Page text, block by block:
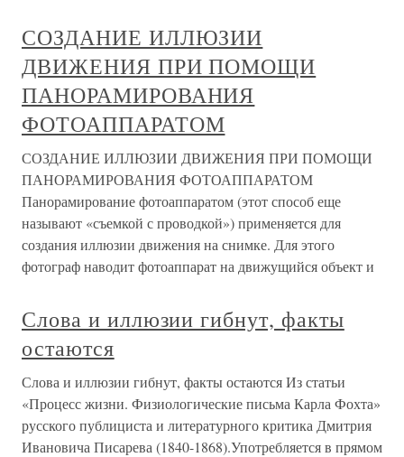
СОЗДАНИЕ ИЛЛЮЗИИ
ДВИЖЕНИЯ ПРИ ПОМОЩИ
ПАНОРАМИРОВАНИЯ
ФОТОАППАРАТОМ
СОЗДАНИЕ ИЛЛЮЗИИ ДВИЖЕНИЯ ПРИ ПОМОЩИ
ПАНОРАМИРОВАНИЯ ФОТОАППАРАТОМ
Панорамирование фотоаппаратом (этот способ еще
называют «съемкой с проводкой») применяется для
создания иллюзии движения на снимке. Для этого
фотограф наводит фотоаппарат на движущийся объект и
Слова и иллюзии гибнут, факты
остаются
Слова и иллюзии гибнут, факты остаются Из статьи
«Процесс жизни. Физиологические письма Карла Фохта»
русского публициста и литературного критика Дмитрия
Ивановича Писарева (1840-1868).Употребляется в прямом